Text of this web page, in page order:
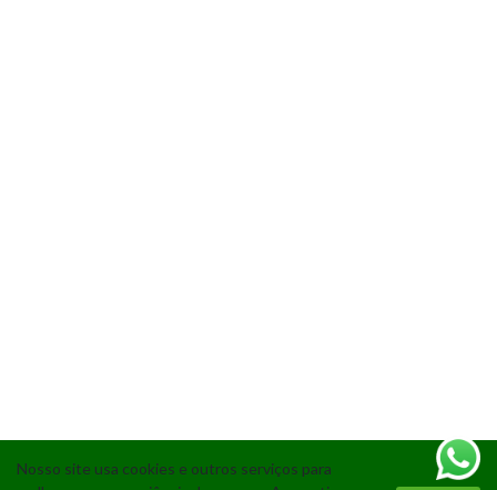
Nosso site usa cookies e outros serviços para